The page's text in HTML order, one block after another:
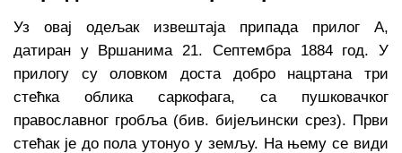
Уз овај одељак извештаја припада прилог А,
датиран у Вршанима 21. Септембра 1884 год. У
прилогу су оловком доста добро нацртана три
стећка облика саркофага, са пушковачког
православног гробља (бив. бијељински срез). Први
стећак је до пола утонуо у земљу. На њему се види